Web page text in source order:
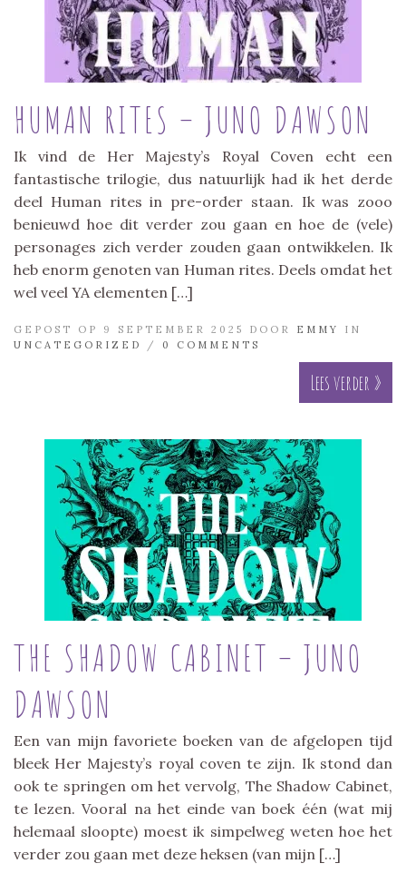
HUMAN RITES – JUNO DAWSON
Ik vind de Her Majesty’s Royal Coven echt een
fantastische trilogie, dus natuurlijk had ik het derde
deel Human rites in pre-order staan. Ik was zooo
benieuwd hoe dit verder zou gaan en hoe de (vele)
personages zich verder zouden gaan ontwikkelen. Ik
heb enorm genoten van Human rites. Deels omdat het
wel veel YA elementen […]
GEPOST OP 9 SEPTEMBER 2025 DOOR EMMY
IN
UNCATEGORIZED
/ 0 COMMENTS
Lees verder »
THE SHADOW CABINET – JUNO
DAWSON
Een van mijn favoriete boeken van de afgelopen tijd
bleek Her Majesty’s royal coven te zijn. Ik stond dan
ook te springen om het vervolg, The Shadow Cabinet,
te lezen. Vooral na het einde van boek één (wat mij
helemaal sloopte) moest ik simpelweg weten hoe het
verder zou gaan met deze heksen (van mijn […]